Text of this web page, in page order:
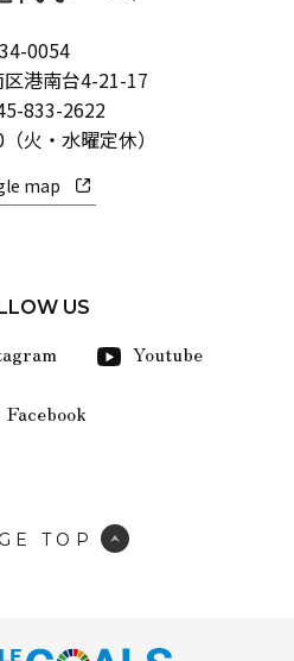
0054
港南台4-21-17
833-2622
火・水曜定休）
map
US
Youtube
Facebook
TOP